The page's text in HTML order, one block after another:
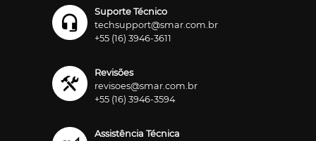
Suporte Técnico
techsupport@smar.com.br
+55 (16) 3946-3611
Revisões
revisoes@smar.com.br
+55 (16) 3946-3594
Assistência Técnica